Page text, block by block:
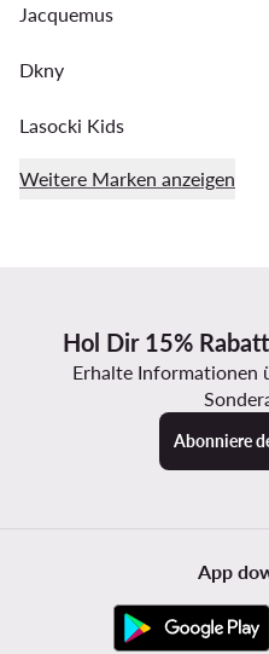
Jacquemus
Dkny
Lasocki Kids
Weitere Marken anzeigen
Hol Dir 15%
Erhalte Informationen
Abonniere
App